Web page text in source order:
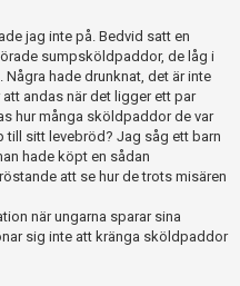
jag inte på. Bedvid satt en
sumpsköldpaddor, de låg i
hade drunknat, det är inte
andas när det ligger ett par
hur många sköldpaddor de var
till sitt levebröd? Jag såg ett barn
hade köpt en sådan
att se hur de trots misären
när ungarna sparar sina
sig inte att kränga sköldpaddor